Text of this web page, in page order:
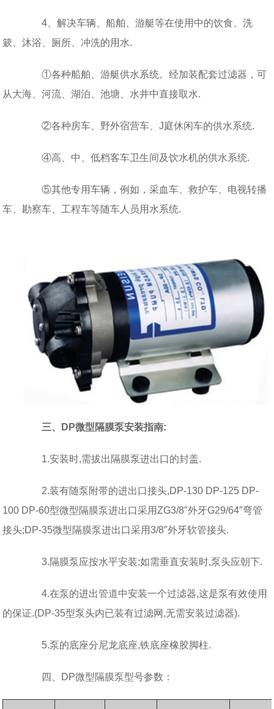
4、解决车辆、船舶、游艇等在使用中的饮食、洗
簌、沐浴、厕所、冲洗的用水.
①各种船舶、游艇供水系统。经加装配套过滤器，可
从大海、河流、湖泊、池塘、水井中直接取水.
②各种房车、野外宿营车、J庭休闲车的供水系统.
④高、中、低档客车卫生间及饮水机的供水系统.
⑤其他专用车辆，例如，采血车、救护车、电视转播
车、勘察车、工程车等随车人员用水系统.
三、DP微型隔膜泵安装指南:
1.安装时,需拔出隔膜泵进出口的封盖.
2.装有随泵附带的进出口接头,DP-130 DP-125 DP-
100 DP-60型微型隔膜泵进出口采用ZG3/8″外牙G29/64″弯管
接头;DP-35微型隔膜泵进出口采用3/8″外牙软管接头.
3.隔膜泵应按水平安装;如需垂直安装时,泵头应朝下.
4.在泵的进出管道中安装一个过滤器,这是泵有效使用
的保证.(DP-35型泵头内已装有过滤网,无需安装过滤器).
5.泵的底座分尼龙底座,铁底座橡胶脚柱.
四、DP微型隔膜泵型号参数：